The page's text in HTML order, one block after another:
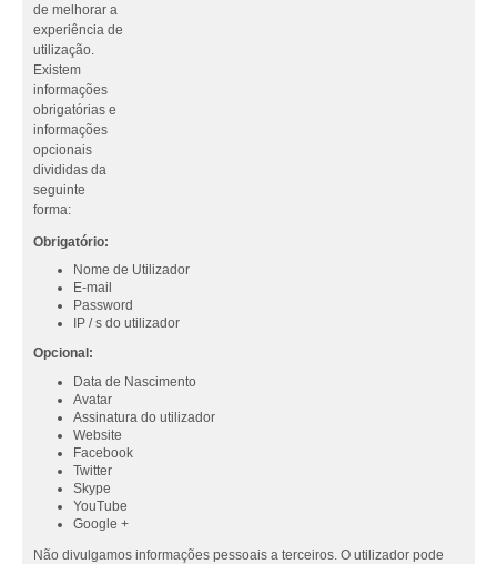
de melhorar a
experiência de
utilização.
Existem
informações
obrigatórias e
informações
opcionais
divididas da
seguinte
forma:
Obrigatório:
Nome de Utilizador
E-mail
Password
IP / s do utilizador
Opcional:
Data de Nascimento
Avatar
Assinatura do utilizador
Website
Facebook
Twitter
Skype
YouTube
Google +
Não divulgamos informações pessoais a terceiros. O utilizador pode